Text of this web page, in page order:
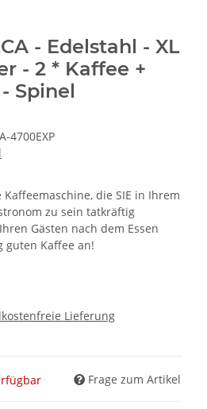
- Edelstahl - XL
- 2 * Kaffee +
Spinel
4700EXP
die SIE in Ihrem
zu sein tatkräftig
Gästen nach dem Essen
guten Kaffee an!
Lieferung
Frage zum Artikel